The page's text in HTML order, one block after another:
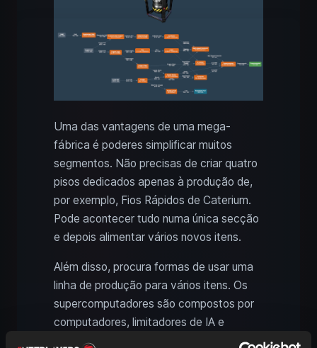
Uma das vantagens de uma mega-
fábrica é poderes simplificar muitos
segmentos. Não precisas de criar quatro
pisos dedicados apenas à produção de,
por exemplo, Fios Rápidos de Caterium.
Pode acontecer tudo numa única secção
e depois alimentar vários novos itens.
Além disso, procura formas de usar uma
linha de produção para vários itens. Os
supercomputadores são compostos por
computadores, limitadores de IA e
conectores de alta velocidade, itens que,